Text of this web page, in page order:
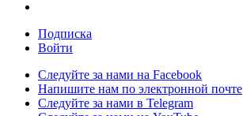
Подписка
Войти
Следуйте за нами на Facebook
Напишите нам по электронной почте
Следуйте за нами в Telegram